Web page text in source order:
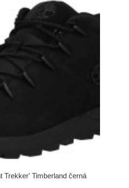
Trekker' Timberland černá